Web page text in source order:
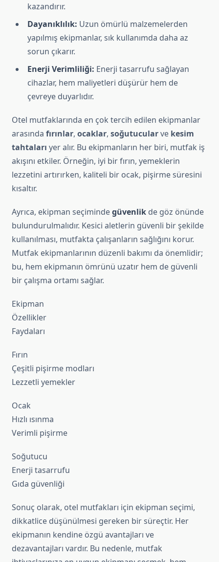
kazandırır.
Dayanıklılık: Uzun ömürlü malzemelerden
yapılmış ekipmanlar, sık kullanımda daha az
sorun çıkarır.
Enerji Verimliliği: Enerji tasarrufu sağlayan
cihazlar, hem maliyetleri düşürür hem de
çevreye duyarlıdır.
Otel mutfaklarında en çok tercih edilen ekipmanlar
arasında fırınlar, ocaklar, soğutucularve kesim
tahtaları yer alır. Bu ekipmanların her biri, mutfak iş
akışını etkiler. Örneğin, iyi bir fırın, yemeklerin
lezzetini artırırken, kaliteli bir ocak, pişirme süresini
kısaltır.
Ayrıca, ekipman seçimindegüvenlik de göz önünde
bulundurulmalıdır. Kesici aletlerin güvenli bir şekilde
kullanılması, mutfakta çalışanların sağlığını korur.
Mutfak ekipmanlarının düzenli bakımı da önemlidir;
bu, hem ekipmanın ömrünü uzatır hem de güvenli
bir çalışma ortamı sağlar.
Ekipman
Özellikler
Faydaları
Fırın
Çeşitli pişirme modları
Lezzetli yemekler
Ocak
Hızlı ısınma
Verimli pişirme
Soğutucu
Enerji tasarrufu
Gıda güvenliği
Sonuç olarak, otel mutfakları için ekipman seçimi,
dikkatlice düşünülmesi gereken bir süreçtir. Her
ekipmanın kendine özgü avantajları ve
dezavantajları vardır. Bu nedenle, mutfak